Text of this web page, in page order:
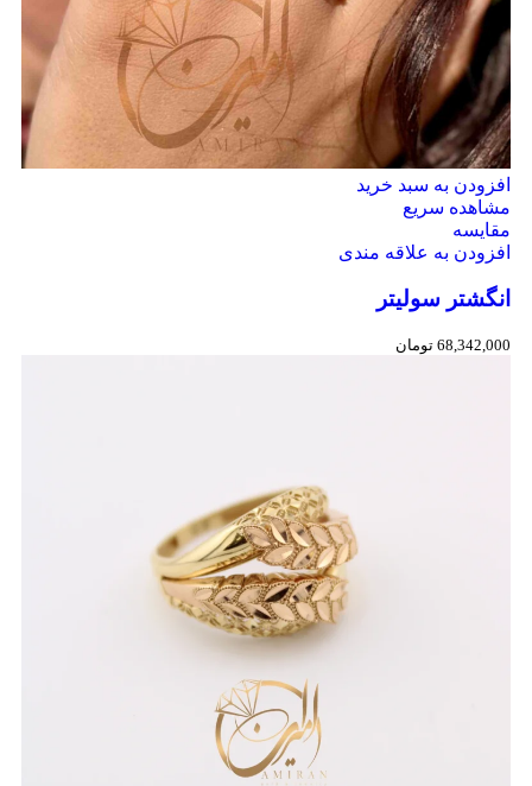
افزودن به سبد خرید
مشاهده سریع
مقایسه
افزودن به علاقه مندی
انگشتر سولیتر
68,342,000 تومان